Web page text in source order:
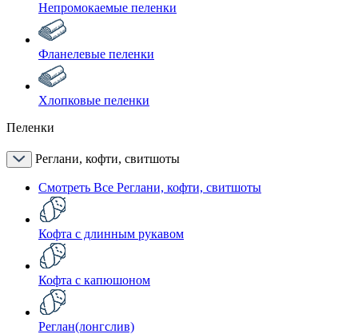
Непромокаемые пеленки
Фланелевые пеленки
Хлопковые пеленки
Пеленки
Реглани, кофти, свитшоты
Смотреть Все Реглани, кофти, свитшоты
Кофта с длинным рукавом
Кофта с капюшоном
Реглан(лонгслив)